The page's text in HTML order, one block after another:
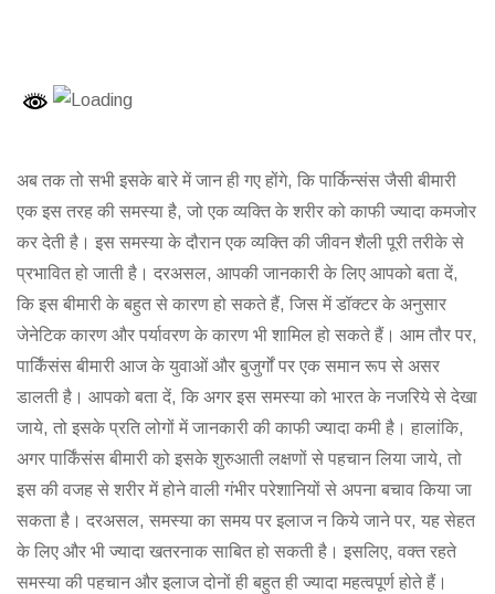
अब तक तो सभी इसके बारे में जान ही गए होंगे, कि पार्किन्संस जैसी बीमारी
एक इस तरह की समस्या है, जो एक व्यक्ति के शरीर को काफी ज्यादा कमजोर
कर देती है। इस समस्या के दौरान एक व्यक्ति की जीवन शैली पूरी तरीके से
प्रभावित हो जाती है। दरअसल, आपकी जानकारी के लिए आपको बता दें,
कि इस बीमारी के बहुत से कारण हो सकते हैं, जिस में डॉक्टर के अनुसार
जेनेटिक कारण और पर्यावरण के कारण भी शामिल हो सकते हैं। आम तौर पर,
पार्किंसंस बीमारी आज के युवाओं और बुजुर्गों पर एक समान रूप से असर
डालती है। आपको बता दें, कि अगर इस समस्या को भारत के नजरिये से देखा
जाये, तो इसके प्रति लोगों में जानकारी की काफी ज्यादा कमी है। हालांकि,
अगर पार्किंसंस बीमारी को इसके शुरुआती लक्षणों से पहचान लिया जाये, तो
इस की वजह से शरीर में होने वाली गंभीर परेशानियों से अपना बचाव किया जा
सकता है। दरअसल, समस्या का समय पर इलाज न किये जाने पर, यह सेहत
के लिए और भी ज्यादा खतरनाक साबित हो सकती है। इसलिए, वक्त रहते
समस्या की पहचान और इलाज दोनों ही बहुत ही ज्यादा महत्वपूर्ण होते हैं।